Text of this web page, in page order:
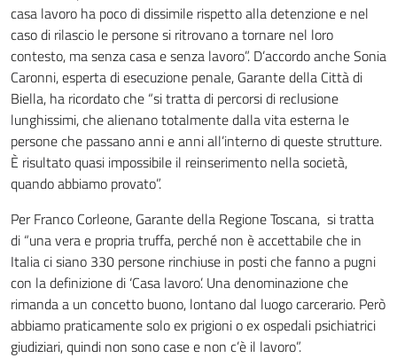
casa lavoro ha poco di dissimile rispetto alla detenzione e nel
caso di rilascio le persone si ritrovano a tornare nel loro
contesto, ma senza casa e senza lavoro”. D’accordo anche Sonia
Caronni, esperta di esecuzione penale, Garante della Città di
Biella, ha ricordato che “si tratta di percorsi di reclusione
lunghissimi, che alienano totalmente dalla vita esterna le
persone che passano anni e anni all’interno di queste strutture.
È risultato quasi impossibile il reinserimento nella società,
quando abbiamo provato”.
Per Franco Corleone, Garante della Regione Toscana, si tratta
di “una vera e propria truffa, perché non è accettabile che in
Italia ci siano 330 persone rinchiuse in posti che fanno a pugni
con la definizione di ‘Casa lavoro’. Una denominazione che
rimanda a un concetto buono, lontano dal luogo carcerario. Però
abbiamo praticamente solo ex prigioni o ex ospedali psichiatrici
giudiziari, quindi non sono case e non c’è il lavoro”.